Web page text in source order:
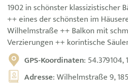
1902 in schönster klassizistischer
++ eines der schönsten im
Wilhelmstraße ++ Balkon mit
Verzierungen ++ korintische
GPS-Koordinaten: 54.379104,
Adresse: Wilhelmstraße 9,